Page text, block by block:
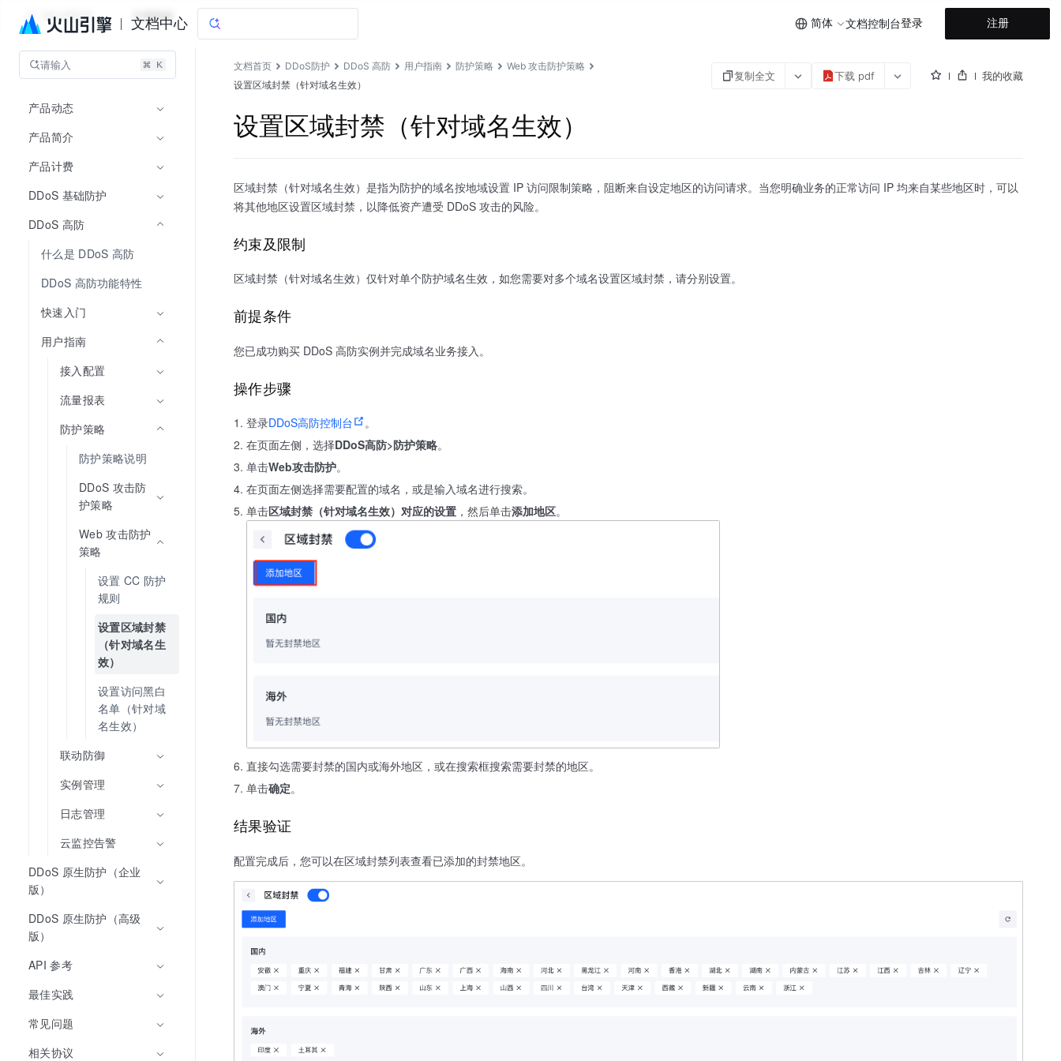
文档中心 简体 文档控制台登录 注册
DDoS防护 文档指南
请输入
产品动态
产品简介
产品计费
DDoS 基础防护
DDoS 高防
什么是 DDoS 高防
DDoS 高防功能特性
快速入门
用户指南
接入配置
流量报表
防护策略
防护策略说明
DDoS 攻击防
护策略
Web 攻击防护
策略
设置 CC 防护
规则
设置区域封禁
（针对域名生
效）
设置访问黑白
名单（针对域
名生效）
联动防御
实例管理
日志管理
云监控告警
DDoS 原生防护（企业
版）
DDoS 原生防护（高级
版）
API 参考
最佳实践
常见问题
相关协议
文档首页 DDoS防护 DDoS 高防 用户指南 防护策略
Web 攻击防护策略
设置区域封禁（针对域名生效）
复制全文 下载 pdf 我的收藏
设置区域封禁（针对域名生效）
区域封禁（针对域名生效）是指为防护的域名按地域设置 IP 访问限制策略，阻断来自设定地区的访问请求。当您明确业务的正常访问 IP 均来自某些地区时，可以
将其他地区设置区域封禁，以降低资产遭受 DDoS 攻击的风险。
约束及限制
区域封禁（针对域名生效）仅针对单个防护域名生效，如您需要对多个域名设置区域封禁，请分别设置。
前提条件
您已成功购买 DDoS 高防实例并完成域名业务接入。
操作步骤
登录DDoS高防控制台
。
在页面左侧，选择DDoS高防>防护策略。
单击Web攻击防护。
在页面左侧选择需要配置的域名，或是输入域名进行搜索。
单击区域封禁（针对域名生效） 对应的设置 ，然后单击添加地区。
直接勾选需要封禁的国内或海外地区，或在搜索框搜索需要封禁的地区。
单击确定。
结果验证
配置完成后，您可以在区域封禁列表查看已添加的封禁地区。